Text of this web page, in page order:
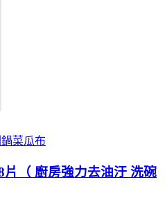
菜瓜布
片（ 廚房強力去油汙 洗碗